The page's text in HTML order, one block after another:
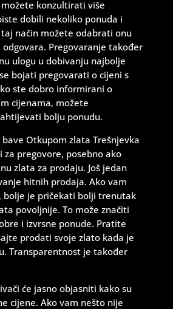
konzultirati više
dobili nekoliko ponuda i
način možete odabrati onu
Pregovaranje također
ulogu u dobivanju najbolje
bojati pregovarati o cijeni s
ste dobro informirani o
cijenama, možete
bolju ponudu.
Otkupom zlata Trešnjevka
za pregovore, posebno ako
zlata za prodaju. Još jedan
hitnih prodaja. Ako vam
bolje je pričekati bolji trenutak
povoljnije. To može značiti
i izvrsne ponude. Pratite
prodati svoje zlato kada je
Transparentnost je također
će jasno objasniti kako su
cijene. Ako vam nešto nije